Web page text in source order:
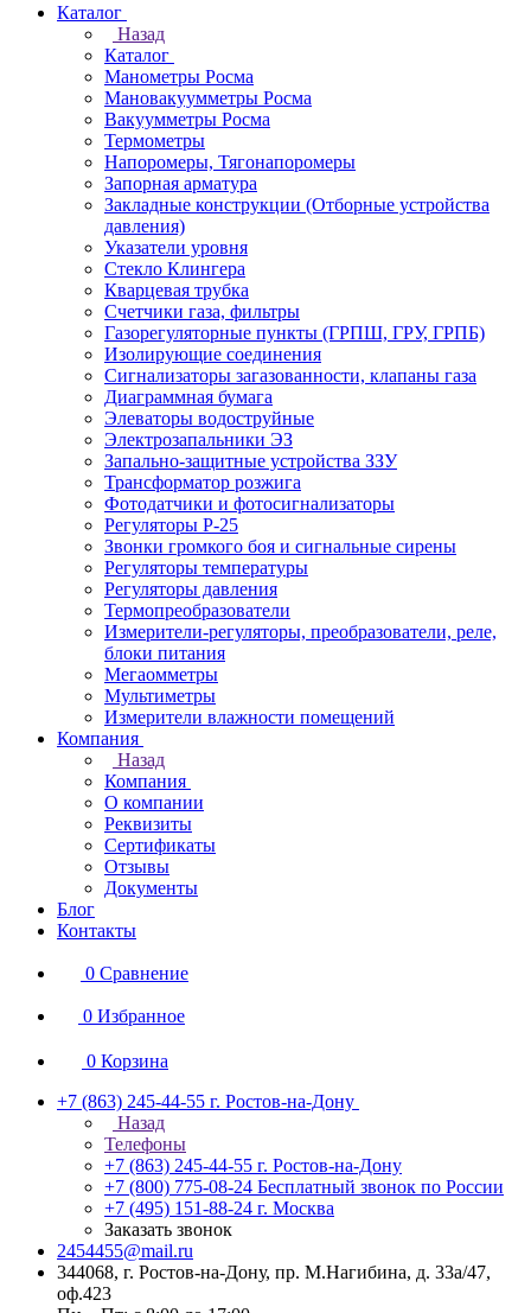
Каталог
Назад
Каталог
Манометры Росма
Мановакуумметры Росма
Вакуумметры Росма
Термометры
Напоромеры, Тягонапоромеры
Запорная арматура
Закладные конструкции (Отборные устройства
давления)
Указатели уровня
Стекло Клингера
Кварцевая трубка
Счетчики газа, фильтры
Газорегуляторные пункты (ГРПШ, ГРУ, ГРПБ)
Изолирующие соединения
Сигнализаторы загазованности, клапаны газа
Диаграммная бумага
Элеваторы водоструйные
Электрозапальники ЭЗ
Запально-защитные устройства ЗЗУ
Трансформатор розжига
Фотодатчики и фотосигнализаторы
Регуляторы Р-25
Звонки громкого боя и сигнальные сирены
Регуляторы температуры
Регуляторы давления
Термопреобразователи
Измерители-регуляторы, преобразователи, реле,
блоки питания
Мегаомметры
Мультиметры
Измерители влажности помещений
Компания
Назад
Компания
О компании
Реквизиты
Сертификаты
Отзывы
Документы
Блог
Контакты
0 Сравнение
0 Избранное
0 Корзина
+7 (863) 245-44-55 г. Ростов-на-Дону
Назад
Телефоны
+7 (863) 245-44-55 г. Ростов-на-Дону
+7 (800) 775-08-24 Бесплатный звонок по России
+7 (495) 151-88-24 г. Москва
Заказать звонок
2454455@mail.ru
344068, г. Ростов-на-Дону, пр. М.Нагибина, д. 33а/47,
оф.423